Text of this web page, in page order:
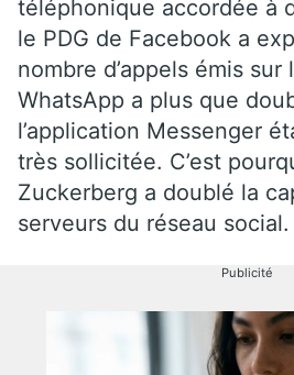
téléphonique accordée à
le PDG de Facebook a
nombre d’appels émis sur
WhatsApp a plus que
l’application Messenger
très sollicitée. C’est
Zuckerberg a doublé la
serveurs du réseau social.
Publicité